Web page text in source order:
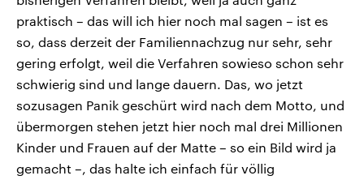
praktisch – das will ich hier noch mal sagen – ist es
so, dass derzeit der Familiennachzug nur sehr, sehr
gering erfolgt, weil die Verfahren sowieso schon sehr
schwierig sind und lange dauern. Das, wo jetzt
sozusagen Panik geschürt wird nach dem Motto, und
übermorgen stehen jetzt hier noch mal drei Millionen
Kinder und Frauen auf der Matte – so ein Bild wird ja
gemacht –, das halte ich einfach für völlig